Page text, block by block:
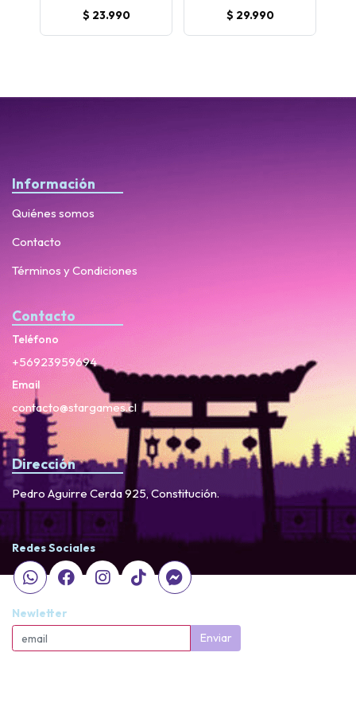
$ 23.990 $ 29.990
Información
Quiénes somos
Contacto
Términos y Condiciones
Contacto
Teléfono
+56923959694
Email
contacto@stargames.cl
Dirección
Pedro Aguirre Cerda 925, Constitución.
Redes Sociales
Newletter
Enviar